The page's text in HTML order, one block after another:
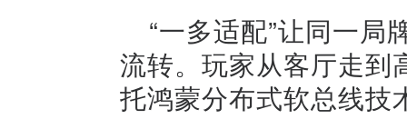
“一多适配”让同一局
流转。玩家从客厅走到
托鸿蒙分布式软总线技